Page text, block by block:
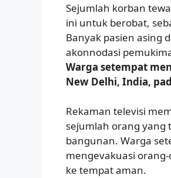
Sejumlah korban
ini untuk berobat,
Banyak pasien asing
akonnodasi
Warga setempat
New Delhi, India,
Rekaman televisi
sejumlah orang yang
bangunan. Warga
mengevakuasi
ke tempat aman.